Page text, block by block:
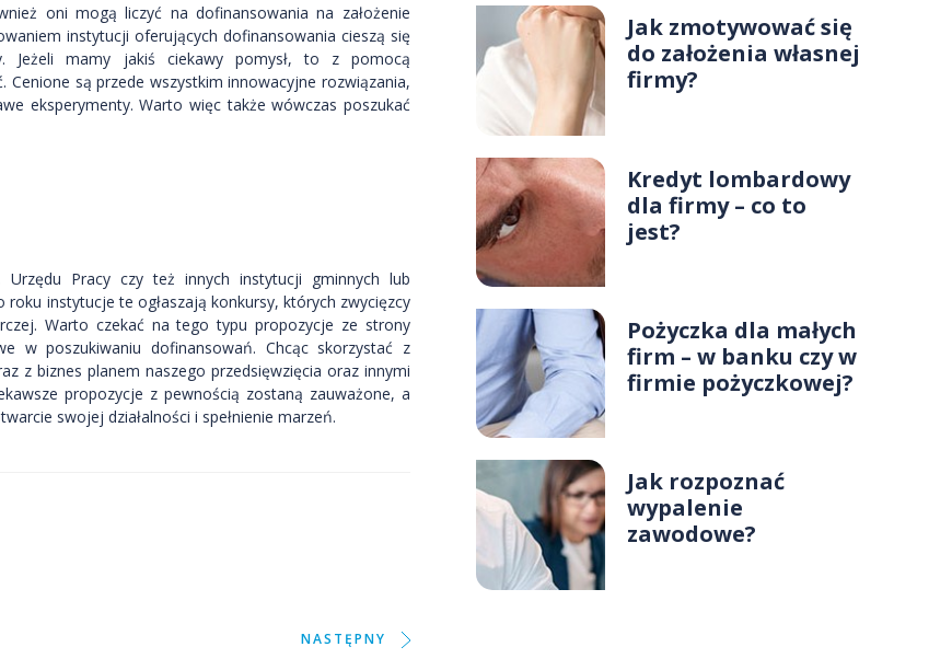
oni mogą liczyć na dofinansowania na założenie
instytucji oferujących dofinansowania cieszą się
Jeżeli mamy jakiś ciekawy pomysł, to z pomocą
są przede wszystkim innowacyjne rozwiązania,
eksperymenty. Warto więc także wówczas poszukać
Pracy czy też innych instytucji gminnych lub
instytucje te ogłaszają konkursy, których zwycięzcy
Warto czekać na tego typu propozycje ze strony
w poszukiwaniu dofinansowań. Chcąc skorzystać z
z biznes planem naszego przedsięwzięcia oraz innymi
propozycje z pewnością zostaną zauważone, a
swojej działalności i spełnienie marzeń.
NASTĘPNY
Jak zmotywować się
do założenia własnej
firmy?
Kredyt lombardowy
dla firmy – co to
jest?
Pożyczka dla małych
firm – w banku czy w
firmie pożyczkowej?
Jak rozpoznać
wypalenie
zawodowe?